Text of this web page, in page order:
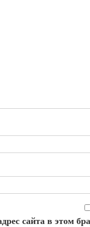
сайта в этом